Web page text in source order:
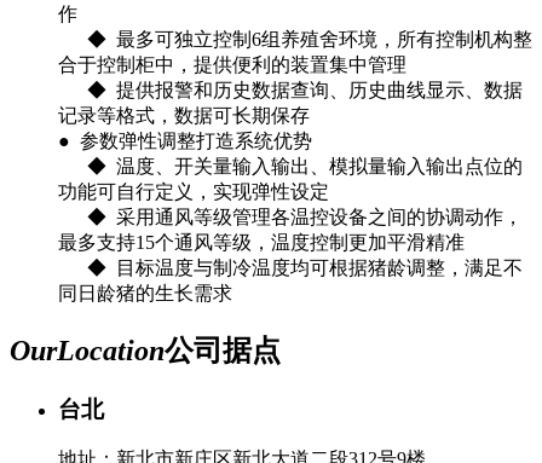
作
◆ 最多可独立控制6组养殖舍环境，所有控制机构整
合于控制柜中，提供便利的装置集中管理
◆ 提供报警和历史数据查询、历史曲线显示、数据
记录等格式，数据可长期保存
● 参数弹性调整打造系统优势
◆ 温度、开关量输入输出、模拟量输入输出点位的
功能可自行定义，实现弹性设定
◆ 采用通风等级管理各温控设备之间的协调动作，
最多支持15个通风等级，温度控制更加平滑精准
◆ 目标温度与制冷温度均可根据猪龄调整，满足不
同日龄猪的生长需求
OurLocation公司据点
台北